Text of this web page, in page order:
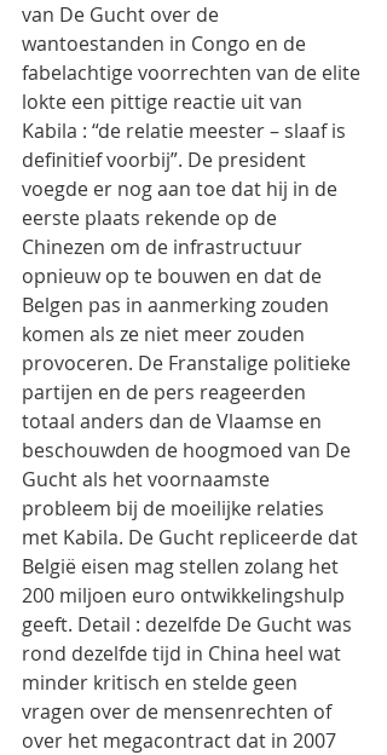
van De Gucht over de
wantoestanden in Congo en de
fabelachtige voorrechten van de elite
lokte een pittige reactie uit van
Kabila : “de relatie meester – slaaf is
definitief voorbij”. De president
voegde er nog aan toe dat hij in de
eerste plaats rekende op de
Chinezen om de infrastructuur
opnieuw op te bouwen en dat de
Belgen pas in aanmerking zouden
komen als ze niet meer zouden
provoceren. De Franstalige politieke
partijen en de pers reageerden
totaal anders dan de Vlaamse en
beschouwden de hoogmoed van De
Gucht als het voornaamste
probleem bij de moeilijke relaties
met Kabila. De Gucht repliceerde dat
België eisen mag stellen zolang het
200 miljoen euro ontwikkelingshulp
geeft. Detail : dezelfde De Gucht was
rond dezelfde tijd in China heel wat
minder kritisch en stelde geen
vragen over de mensenrechten of
over het megacontract dat in 2007